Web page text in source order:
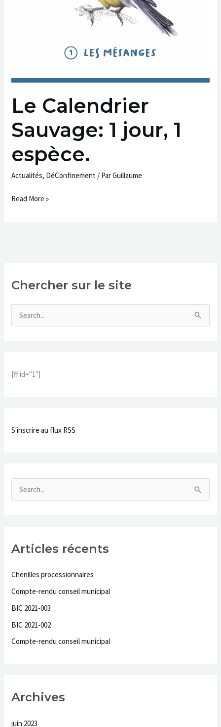
Le Calendrier
Sauvage: 1 jour, 1
espèce.
Actualités, DéConfinement / ParGuillaume
Read More »
Chercher sur le site
e
e
:
[ff id="1"]
S'inscrire au flux RSS
e
c
h
e
r
Articles récents
Chenilles processionnaires
Compte-rendu conseil municipal
BIC 2021-003
BIC 2021-002
Compte-rendu conseil municipal
Archives
juin 2023